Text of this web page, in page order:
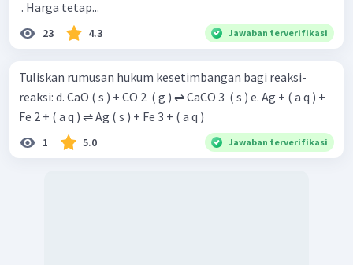
​ . Harga tetap...
23 4.3 Jawaban terverifikasi
Tuliskan rumusan hukum kesetimbangan bagi reaksi-
reaksi: d. CaO ( s ) + CO 2 ​ ( g ) ⇌ CaCO 3 ​ ( s ) e. Ag + ( a q ) +
Fe 2 + ( a q ) ⇌ Ag ( s ) + Fe 3 + ( a q )
1 5.0 Jawaban terverifikasi